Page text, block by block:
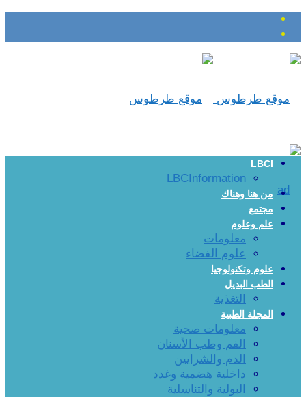
LBCI
LBCInformation
من هنا وهناك
مجتمع
علم وعلوم
معلومات
علوم الفضاء
علوم وتكنولوجيا
الطب البديل
التغذية
المجلة الطبية
معلومات صحية
الفم وطب الأسنان
الدم والشرايين
داخلية هضمية وغدد
البولية والتناسلية